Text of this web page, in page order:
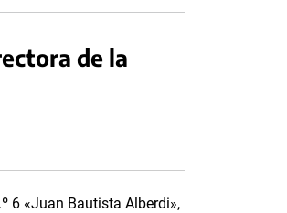
de la
6 «Juan Bautista Alberdi»,